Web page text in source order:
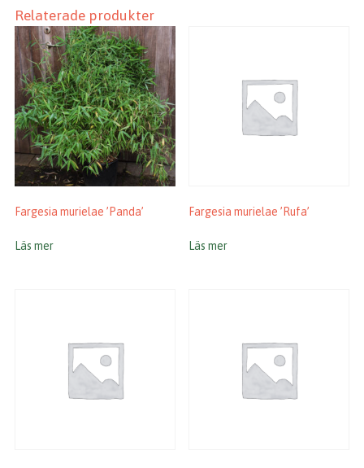
Relaterade produkter
Fargesia murielae ’Panda’
Läs mer
Fargesia murielae ’Rufa’
Läs mer